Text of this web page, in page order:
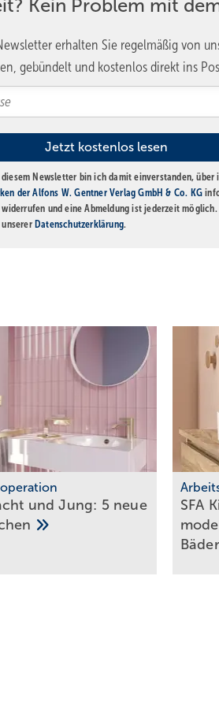
im Bad bestehenden Rohrschacht
entstand die Idee aufgrund
erübrigt hat. Dieser zur
passend lackiert, bindet er sich nahezu
als Nachtlicht
hiermit vertraut waren und die
für die beiden
der auch nachts angenehm wirkt.
Serielle
ausgearbeitet und trägt einen
dass sich zwischen den zwei
Kein Problem mit
erhalten Sie regelmäßig von
gebündelt und kostenlos direkt ins
diesem Newsletter bin ich damit einverstanden,
der Alfons W. Gentner Verlag GmbH & Co. KG
und eine Abmeldung ist jederzeit
Datenschutzerklärung.
und Jung: 5 neue
SFA
Bäder